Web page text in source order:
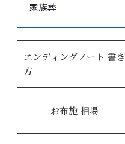
家族葬
エンディングノート 書き
方
お布施 相場